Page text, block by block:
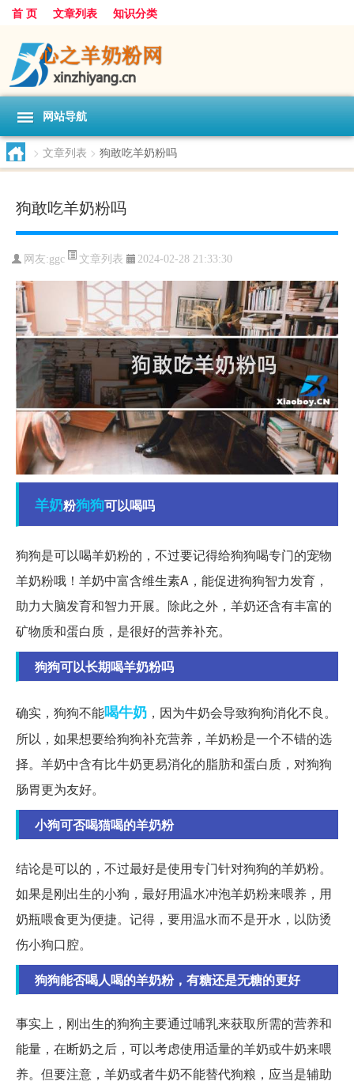
首 页 文章列表 知识分类
网站导航
> 文章列表 > 狗敢吃羊奶粉吗
狗敢吃羊奶粉吗
网友:ggc 文章列表 2024-02-28 21:33:30
羊奶粉狗狗可以喝吗
狗狗是可以喝羊奶粉的，不过要记得给狗狗喝专门的宠物
羊奶粉哦！羊奶中富含维生素A，能促进狗狗智力发育，
助力大脑发育和智力开展。除此之外，羊奶还含有丰富的
矿物质和蛋白质，是很好的营养补充。
狗狗可以长期喝羊奶粉吗
确实，狗狗不能喝牛奶 ，因为牛奶会导致狗狗消化不良。
所以，如果想要给狗狗补充营养，羊奶粉是一个不错的选
择。羊奶中含有比牛奶更易消化的脂肪和蛋白质，对狗狗
肠胃更为友好。
小狗可否喝猫喝的羊奶粉
结论是可以的，不过最好是使用专门针对狗狗的羊奶粉。
如果是刚出生的小狗，最好用温水冲泡羊奶粉来喂养，用
奶瓶喂食更为便捷。记得，要用温水而不是开水，以防烫
伤小狗口腔。
狗狗能否喝人喝的羊奶粉，有糖还是无糖的更好
事实上，刚出生的狗狗主要通过哺乳来获取所需的营养和
能量，在断奶之后，可以考虑使用适量的羊奶或牛奶来喂
养。但要注意，羊奶或者牛奶不能替代狗粮，应当是辅助